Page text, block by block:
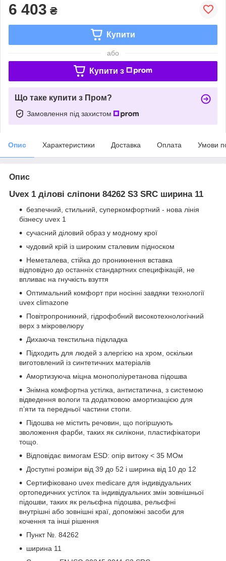
6 403 ₴
Купити
або
Купити з
Що таке купити з Пром?
Замовлення під захистом
Опис Характеристики Доставка Оплата Умови
Опис
Uvex 1 ділові сліпони 84262 S3 SRC ширина 11
безпечний, стильний, суперкомфортний - нова лінія
бізнесу uvex 1
сучасний діловий образ у модному крої
чудовий крій із широким сталевим підноском
Неметалева, стійка до проникнення вставка
відповідно до останніх стандартних специфікацій, не
впливає на гнучкість взуття
Оптимальний комфорт при носінні завдяки технології
uvex climazone
Повітропроникний, гідрофобний високотехнологічний
верх з мікровелюру
Дихаюча текстильна підкладка
Підходить для людей з алергією на хром, оскільки
виготовлений із синтетичних матеріалів
Амортизуюча міцна монополіуретанова підошва
Знімна комфортна устілка, антистатична, з системою
відведення вологи та додатковою амортизацією для
п’яти та передньої частини стопи.
Підошва не містить речовин, що погіршують
зволоження фарби, таких як силікони, пластифікатори
тощо.
Відповідає вимогам ESD: опір витоку < 35 МОм
Доступні розміри від 39 до 52 і ширина від 10 до 12
Сертифіковано uvex medicare для індивідуальних
ортопедичних устілок та індивідуальних змін зовнішньої
підошви, таких як рельєфна підошва, рельєфні
внутрішні або зовнішні краї, допоміжні засоби для
кочення та інші рішення
Пункт №. 84262
ширина 11